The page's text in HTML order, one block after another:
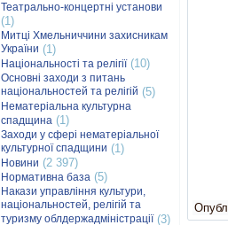
Театрально-концертні установи
(1)
Митці Хмельниччини захисникам
України (1)
Національності та релігії(10)
Основні заходи з питань
національностей та релігій (5)
Нематеріальна культурна
спадщина (1)
Заходи у сфері нематеріальної
культурної спадщини (1)
Новини (2 397)
Нормативна база (5)
Накази управління культури,
національностей, релігій та
туризму облдержадміністрації(3)